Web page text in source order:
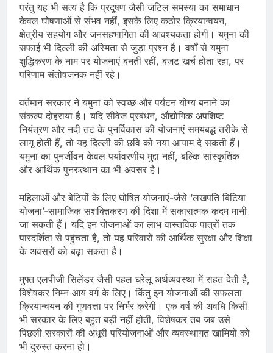
परंतु यह भी सत्य है कि प्रदूषण जैसी जटिल समस्या का समाधान
केवल घोषणाओं से संभव नहीं, इसके लिए कठोर क्रियान्वयन,
क्षेत्रीय सहयोग और जनसहभागिता की आवश्यकता होगी। यमुना की
सफाई भी दिल्ली की अस्मिता से जुड़ा प्रश्न है। वर्षों से यमुना
शुद्धिकरण के नाम पर योजनाएं बनती रहीं, बजट खर्च होता रहा, पर
परिणाम संतोषजनक नहीं रहे।
वर्तमान सरकार ने यमुना को स्वच्छ और पर्यटन योग्य बनाने का
संकल्प दोहराया है। यदि सीवेज प्रबंधन, औद्योगिक अपशिष्ट
नियंत्रण और नदी तट के पुनर्विकास की योजनाएं समयबद्ध तरीके से
लागू होती हैं, तो यह दिल्ली की छवि को नया आयाम दे सकती हैं।
यमुना का पुनर्जीवन केवल पर्यावरणीय मुद्दा नहीं, बल्कि सांस्कृतिक
और आर्थिक पुनरुत्थान का भी अवसर है।
महिलाओं और बेटियों के लिए घोषित योजनाएं-जैसे ‘लखपति बिटिया
योजना’-सामाजिक सशक्तिकरण की दिशा में सकारात्मक कदम मानी
जा सकती हैं। यदि इन योजनाओं का लाभ वास्तविक पात्रों तक
पारदर्शिता से पहुंचता है, तो यह परिवारों की आर्थिक सुरक्षा और शिक्षा
के अवसरों को बढ़ा सकता है।
मुफ्त एलपीजी सिलेंडर जैसी पहल घरेलू अर्थव्यवस्था में राहत देती है,
विशेषकर निम्न आय वर्ग के लिए। किंतु इन योजनाओं की सफलता
क्रियान्वयन की गुणवत्ता पर निर्भर करेगी। एक वर्ष की अवधि किसी
भी सरकार के लिए बहुत बड़ी नहीं होती, विशेषकर तब जब उसे
पिछली सरकारों की अधूरी परियोजनाओं और व्यवस्थागत खामियों को
भी दुरुस्त करना हो।